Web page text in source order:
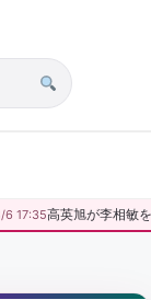
6 17:35高英旭が李相敏